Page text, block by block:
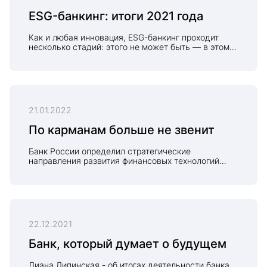
экономических наук Василия Высокова.
ESG-банкинг: итоги 2021 года
Как и любая инновация, ESG-банкинг проходит
несколько стадий: этого не может быть — в этом
21.01.2022
По карманам больше не звенит
Банк России определил стратегические
направления развития финансовых технологий
22.12.2021
Банк, который думает о будущем
Диана Липинская - об итогах деятельности банка